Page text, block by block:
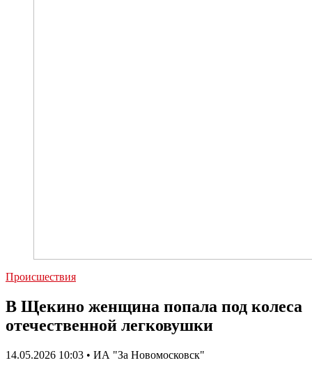
Происшествия
В Щекино женщина попала под колеса
отечественной легковушки
14.05.2026 10:03 • ИА "За Новомосковск"